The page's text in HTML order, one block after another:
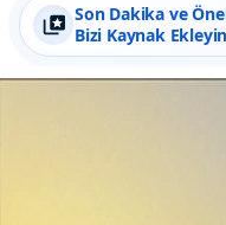
Son Dakika ve
Bizi Kaynak